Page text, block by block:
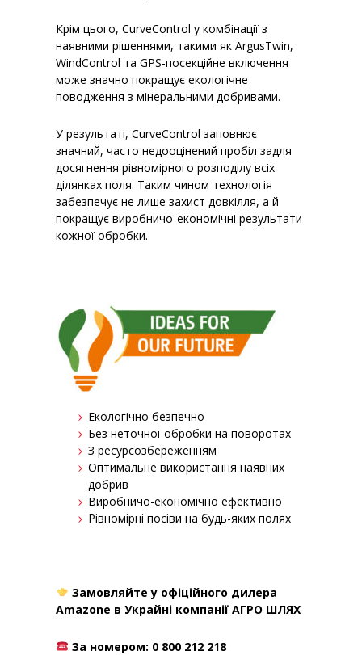
Крім цього, CurveControl у комбінації з
наявними рішеннями, такими як ArgusTwin,
WindControl та GPS-посекційне включення
може значно покращує екологічне
поводження з мінеральними добривами.
У результаті, CurveControl заповнює
значний, часто недооцінений пробіл задля
досягнення рівномірного розподілу всіх
ділянках поля. Таким чином технологія
забезпечує не лише захист довкілля, а й
покращує виробничо-економічні результати
кожної обробки.
Екологічно безпечно
Без неточної обробки на поворотах
З ресурсозбереженням
Оптимальне використання наявних
добрив
Виробничо-економічно ефективно
Рівномірні посіви на будь-яких полях
Замовляйте у офіційного дилера
Amazone в Украйні компанії АГРО ШЛЯХ
За номером: 0 800 212 218